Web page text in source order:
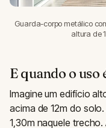
Guarda-corpo metálico
altura de
E quando o uso
Imagine um edifício
acima de 12m do
1,30m naquele